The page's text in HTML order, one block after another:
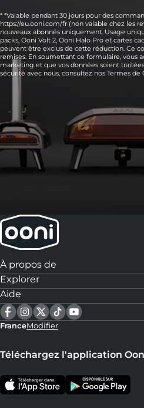
* *Valable pendant 30 jours pour des
https://eu.ooni.com/fr (non valable chez les
nouveaux abonnés uniquement. Usage
packs, Ooni Volt 2, Ooni Halo Pro et cartes
peuvent être exclus de cette réduction. Ce
remises. En soumettant ce formulaire, vous
marketing et que vos données soient
sécurité avec nous, consultez nos Termes de
À propos de
Explorer
Aide
FranceModifier
Téléchargez l'application